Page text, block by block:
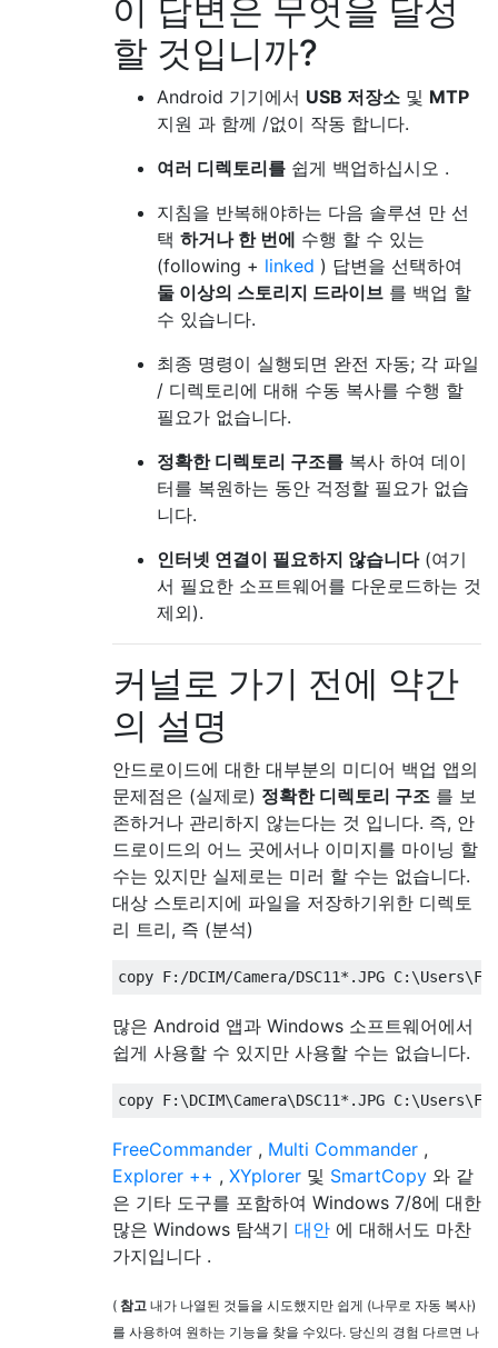
이 답변은 무엇을 달성
할 것입니까?
Android 기기에서 USB 저장소 및 MTP
지원 과 함께 /없이 작동 합니다.
여러 디렉토리를 쉽게 백업하십시오 .
지침을 반복해야하는 다음 솔루션 만 선
택 하거나 한 번에 수행 할 수 있는
(following + linked ) 답변을 선택하여
둘 이상의 스토리지 드라이브 를 백업 할
수 있습니다.
최종 명령이 실행되면 완전 자동; 각 파일
/ 디렉토리에 대해 수동 복사를 수행 할
필요가 없습니다.
정확한 디렉토리 구조를 복사 하여 데이
터를 복원하는 동안 걱정할 필요가 없습
니다.
인터넷 연결이 필요하지 않습니다(여기
서 필요한 소프트웨어를 다운로드하는 것
제외).
커널로 가기 전에 약간
의 설명
안드로이드에 대한 대부분의 미디어 백업 앱의
문제점은 (실제로) 정확한 디렉토리 구조 를 보
존하거나 관리하지 않는다는 것 입니다. 즉, 안
드로이드의 어느 곳에서나 이미지를 마이닝 할
수는 있지만 실제로는 미러 할 수는 없습니다.
대상 스토리지에 파일을 저장하기위한 디렉토
리 트리, 즉 (분석)
많은 Android 앱과 Windows 소프트웨어에서
쉽게 사용할 수 있지만 사용할 수는 없습니다.
FreeCommander , Multi Commander ,
Explorer ++ , XYplorer 및 SmartCopy 와 같
은 기타 도구를 포함하여 Windows 7/8에 대한
많은 Windows 탐색기 대안 에 대해서도 마찬
가지입니다 .
( 참고 내가 나열된 것들을 시도했지만 쉽게 (나무로 자동 복사)
를 사용하여 원하는 기능을 찾을 수있다. 당신의 경험 다르면 나